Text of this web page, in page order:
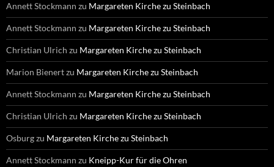
Annett Stockmann zu Margareten Kirche zu Steinbach
Annett Stockmann zu Margareten Kirche zu Steinbach
Christian Ulrich zu Margareten Kirche zu Steinbach
Marion Bienertzu Margareten Kirche zu Steinbach
Annett Stockmann zu Margareten Kirche zu Steinbach
Christian Ulrich zu Margareten Kirche zu Steinbach
Osburgzu Margareten Kirche zu Steinbach
Annett Stockmann zu Kneipp-Kur für die Ohren